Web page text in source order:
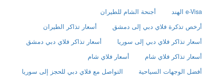
e-Visa الهند
أجنحة الشام للطيران
أرخص تذكرة فلاي دبي إلى دمشق
أسعار تذاكر الطيران
أسعار تذاكر فلاي دبي إلى سوريا
أسعار تذاكر فلاي دبي دمشق
أسعار تذاكر فلاي شام
أسعار فلاي شام
أفضل الوجهات السياحية
التواصل مع فلاي دبي للحجز إلى سوريا